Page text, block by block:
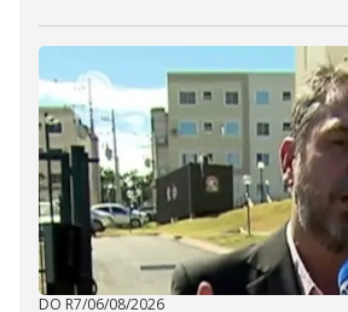
DO R7/06/08/2026